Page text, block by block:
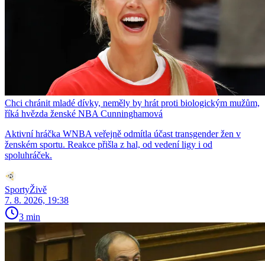
Chci chránit mladé dívky, neměly by hrát proti biologickým mužům,
říká hvězda ženské NBA Cunninghamová
Aktivní hráčka WNBA veřejně odmítla účast transgender žen v
ženském sportu. Reakce přišla z hal, od vedení ligy i od
spoluhráček.
SportyŽivě
7. 8. 2026, 19:38
3 min